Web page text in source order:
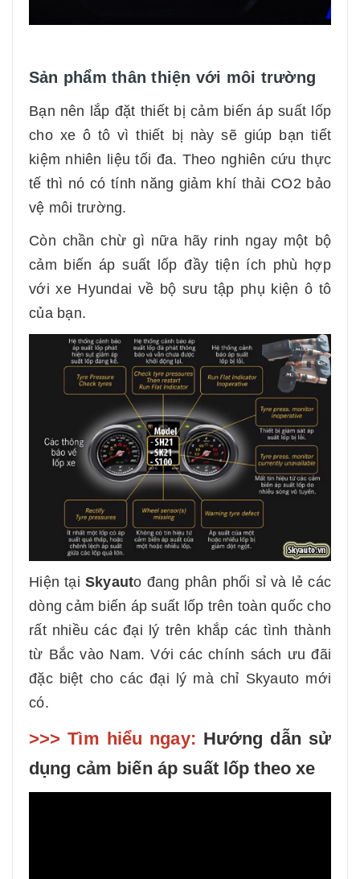
Sản phẩm thân thiện với môi trường
Bạn nên lắp đặt thiết bị cảm biến áp suất lốp
cho xe ô tô vì thiết bị này sẽ giúp bạn tiết
kiệm nhiên liệu tối đa. Theo nghiên cứu thực
tế thì nó có tính năng giảm khí thải CO2 bảo
vệ môi trường.
Còn chần chừ gì nữa hãy rinh ngay một bộ
cảm biến áp suất lốp đầy tiện ích phù hợp
với xe Hyundai về bộ sưu tập phụ kiện ô tô
của bạn.
Hiện tại Skyauto đang phân phối sỉ và lẻ các
dòng cảm biến áp suất lốp trên toàn quốc cho
rất nhiều các đại lý trên khắp các tình thành
từ Bắc vào Nam. Với các chính sách ưu đãi
đặc biệt cho các đại lý mà chỉ Skyauto mới
có.
>>> Tìm hiểu ngay: Hướng dẫn sử
dụng cảm biến áp suất lốp theo xe